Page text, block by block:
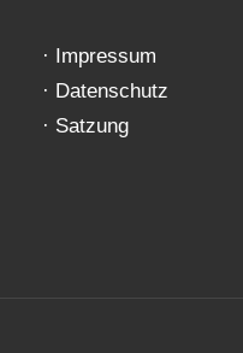
· Impressum
· Datenschutz
· Satzung